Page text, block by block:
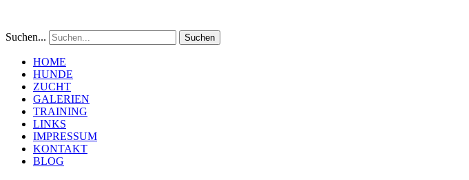
Suchen... Suchen
HOME
HUNDE
ZUCHT
GALERIEN
TRAINING
LINKS
IMPRESSUM
KONTAKT
BLOG